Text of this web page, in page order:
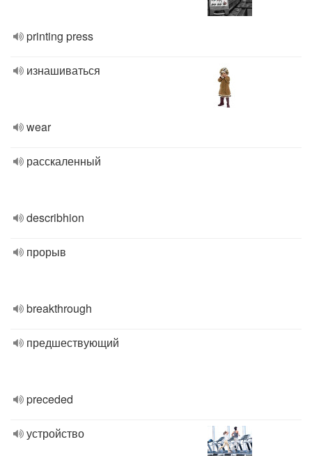
printing press
изнашиваться
wear
расскаленный
describhion
прорыв
breakthrough
предшествующий
preceded
устройство